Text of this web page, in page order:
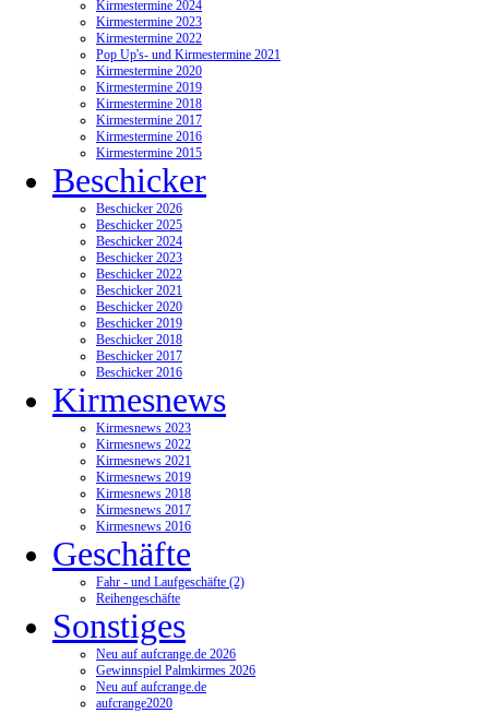
Kirmestermine 2024
Kirmestermine 2023
Kirmestermine 2022
Pop Up's- und Kirmestermine 2021
Kirmestermine 2020
Kirmestermine 2019
Kirmestermine 2018
Kirmestermine 2017
Kirmestermine 2016
Kirmestermine 2015
Beschicker
Beschicker 2026
Beschicker 2025
Beschicker 2024
Beschicker 2023
Beschicker 2022
Beschicker 2021
Beschicker 2020
Beschicker 2019
Beschicker 2018
Beschicker 2017
Beschicker 2016
Kirmesnews
Kirmesnews 2023
Kirmesnews 2022
Kirmesnews 2021
Kirmesnews 2019
Kirmesnews 2018
Kirmesnews 2017
Kirmesnews 2016
Geschäfte
Fahr - und Laufgeschäfte (2)
Reihengeschäfte
Sonstiges
Neu auf aufcrange.de 2026
Gewinnspiel Palmkirmes 2026
Neu auf aufcrange.de
aufcrange2020